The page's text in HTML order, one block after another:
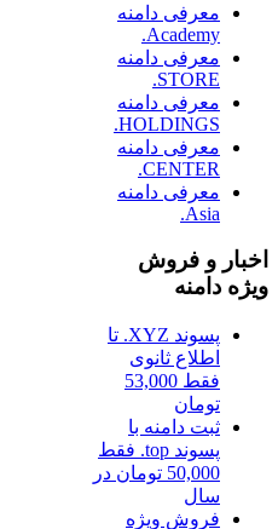
معرفی دامنه
Academy.
معرفی دامنه
STORE.
معرفی دامنه
HOLDINGS.
معرفی دامنه
CENTER.
معرفی دامنه
Asia.
اخبار و فروش
ویژه دامنه
پسوند XYZ. تا
اطلاع ثانوی
فقط 53,000
تومان
ثبت دامنه با
پسوند top. فقط
50,000 تومان در
سال
فروش ویژه